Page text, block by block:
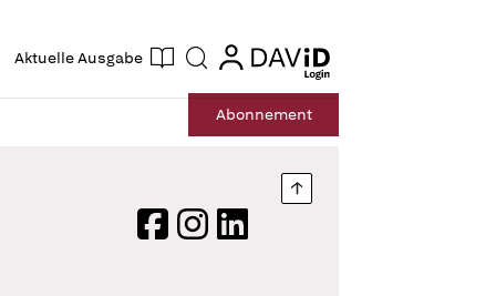
Aktuelle Ausgabe Suche login
login
Abonnement
Nach oben springen
FacebookInstagram
LinkedIn